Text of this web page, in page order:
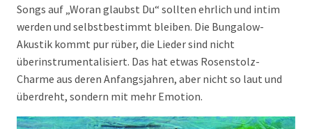
Songs auf „Woran glaubst Du“ sollten ehrlich und intim
werden und selbstbestimmt bleiben. Die Bungalow-
Akustik kommt pur rüber, die Lieder sind nicht
überinstrumentalisiert. Das hat etwas Rosenstolz-
Charme aus deren Anfangsjahren, aber nicht so laut und
überdreht, sondern mit mehr Emotion.